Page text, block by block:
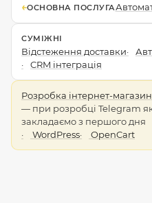
←ОСНОВНА ПОСЛУГА
СУМІЖНІ
Відстеження доставки
CRM інтеграція
Розробка інтернет-
— при розробці Telegram
закладаємо з першого дня
WordPress
OpenCart